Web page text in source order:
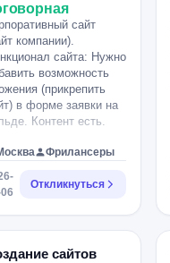
сайт
компании).
сайта: Нужно
возможность
(прикрепить
в форме заявки на
Контент есть.
Фрилансеры
Откликнуться
сайтов